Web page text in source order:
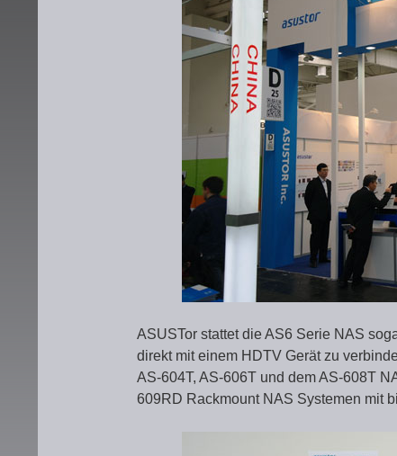
ASUSTor stattet die AS6 Serie NAS
direkt mit einem HDTV Gerät zu
AS-604T, AS-606T und dem AS-608T
609RD Rackmount NAS Systemen mit